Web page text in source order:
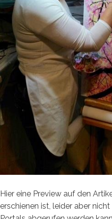
Hier eine Preview auf den
erschienen ist, leider aber